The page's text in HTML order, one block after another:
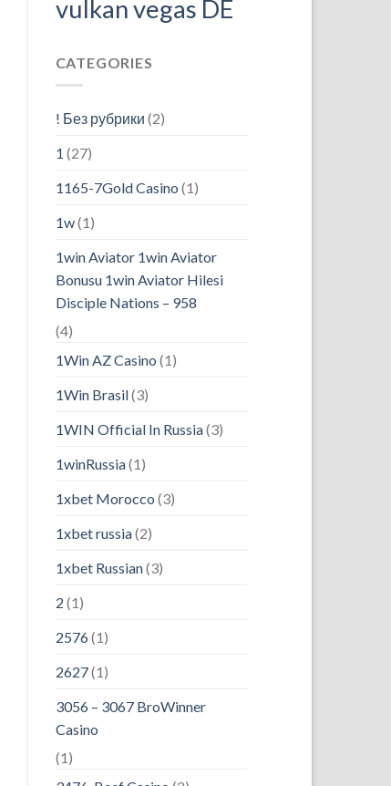
vulkan vegas DE
CATEGORIES
! Без рубрики (2)
1 (27)
1165-7Gold Casino (1)
1w(1)
1win Aviator 1win Aviator
Bonusu 1win Aviator Hilesi
Disciple Nations – 958
(4)
1Win AZ Casino (1)
1Win Brasil(3)
1WIN Official In Russia(3)
1winRussia(1)
1xbet Morocco (3)
1xbet russia(2)
1xbet Russian(3)
2 (1)
2576(1)
2627(1)
3056 – 3067 BroWinner
Casino
(1)